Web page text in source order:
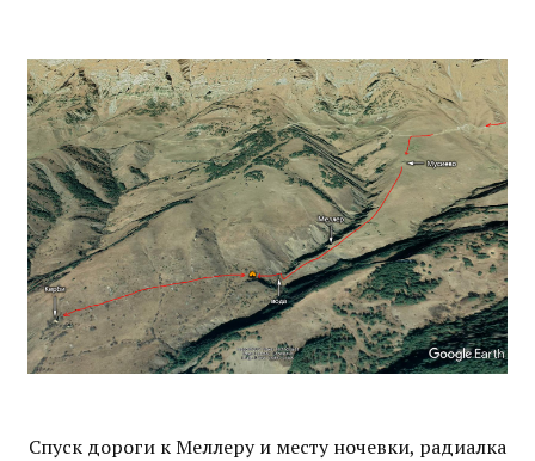
Спуск дороги к Меллеру и месту ночевки, радиалка